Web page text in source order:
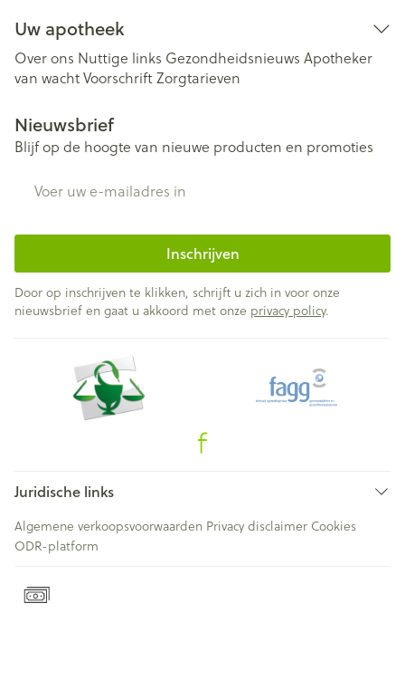
Uw apotheek
Over ons Nuttige links Gezondheidsnieuws Apotheker
van wachtVoorschriftZorgtarieven
Nieuwsbrief
Blijf op de hoogte van nieuwe producten en promoties
Inschrijven
Door op inschrijven te klikken, schrijft u zich in voor onze
nieuwsbrief en gaat u akkoord met onze privacy policy.
Juridische links
Algemene verkoopsvoorwaarden Privacy disclaimer Cookies
ODR-platform